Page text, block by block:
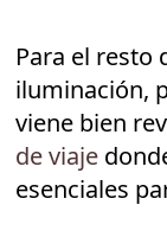
Para el resto
iluminación,
viene bien
de viaje
esenciales